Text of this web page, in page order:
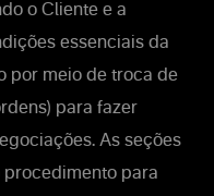
o Cliente e a
essenciais da
por meio de troca de
para fazer
As seções
para